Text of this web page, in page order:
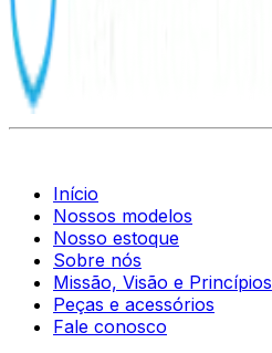
Início
Nossos modelos
Nosso estoque
Sobre nós
Missão, Visão e Princípios
Peças e acessórios
Fale conosco